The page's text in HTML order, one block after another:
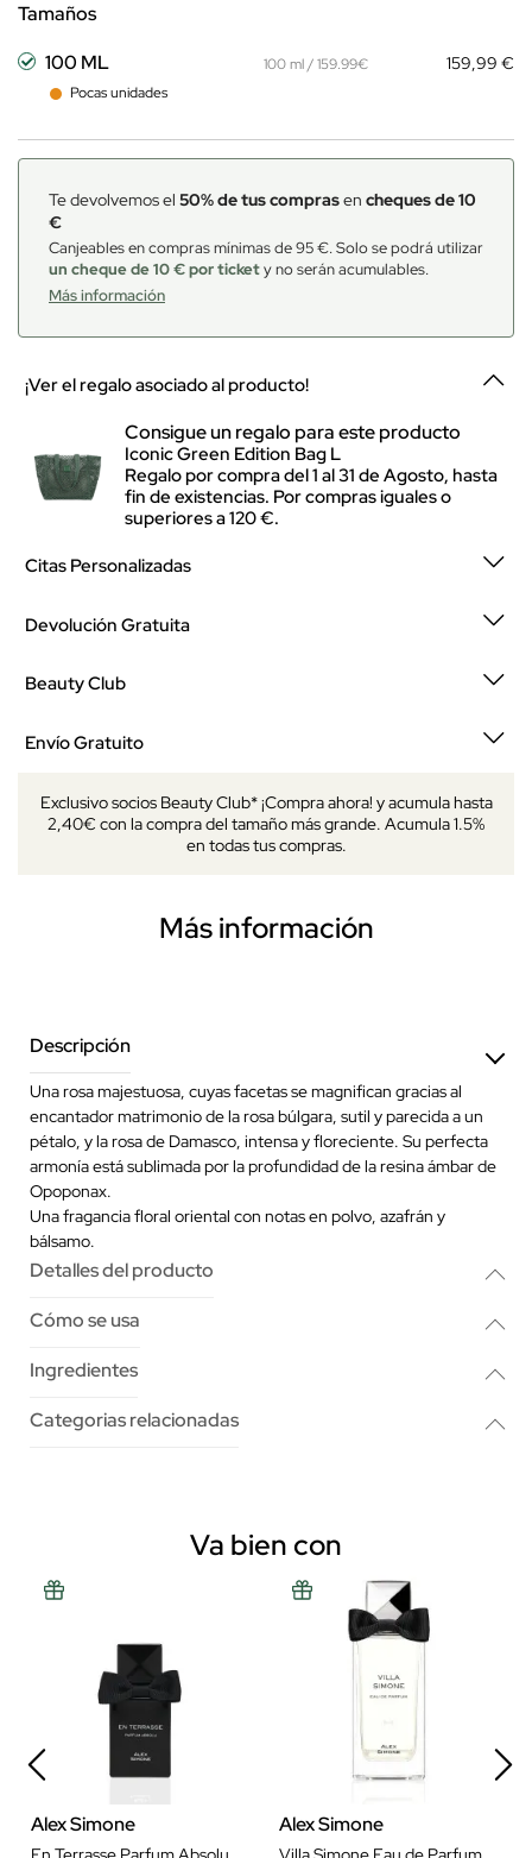
Tamaños
100 ML
Pocas unidades
100 ml / 159.99€ 159,99 €
Te devolvemos el 50% de tus comprasen cheques de 10
€
Canjeables en compras mínimas de 95 €. Solo se podrá utilizar
un cheque de 10 € por tickety no serán acumulables.
Más información
¡Ver el regalo asociado al producto!
Consigue un regalo para este producto
Iconic Green Edition Bag L
Regalo por compra del 1 al 31 de Agosto, hasta
fin de existencias. Por compras iguales o
superiores a 120 €.
Citas Personalizadas
Devolución Gratuita
Beauty Club
Envío Gratuito
Exclusivo socios Beauty Club* ¡Compra ahora! y acumula hasta
2,40€ con la compra del tamaño más grande. Acumula 1.5%
en todas tus compras.
Más información
Descripción
Una rosa majestuosa, cuyas facetas se magnifican gracias al
encantador matrimonio de la rosa búlgara, sutil y parecida a un
pétalo, y la rosa de Damasco, intensa y floreciente. Su perfecta
armonía está sublimada por la profundidad de la resina ámbar de
Opoponax.
Una fragancia floral oriental con notas en polvo, azafrán y
bálsamo.
Detalles del producto
Cómo se usa
Ingredientes
Categorias relacionadas
Va bien con
Alex Simone Alex Simone